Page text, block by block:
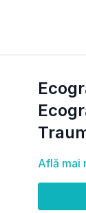
Află mai